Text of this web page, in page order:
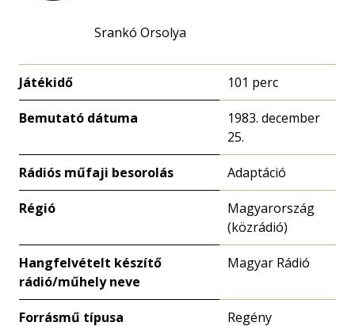
Srankó Orsolya
Játékidő 101 perc
Bemutató dátuma
1983. december
25.
Rádiós műfaji besorolás Adaptáció
Régió
Magyarország
(közrádió)
Hangfelvételt készítő
rádió/műhely neve
Magyar Rádió
Forrásmű típusa Regény